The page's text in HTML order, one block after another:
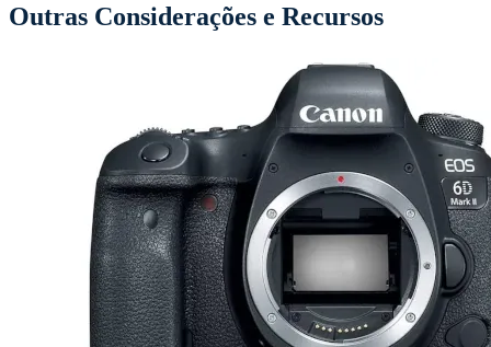
Outras Considerações e Recursos